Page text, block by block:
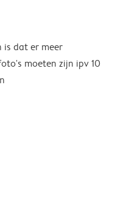
is dat er meer
moeten zijn ipv 10